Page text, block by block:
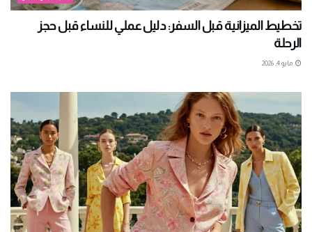
تخطيط الميزانية قبل السفر: دليل عملي للنساء قبل حجز
الرحلة
مايو 4, 2026